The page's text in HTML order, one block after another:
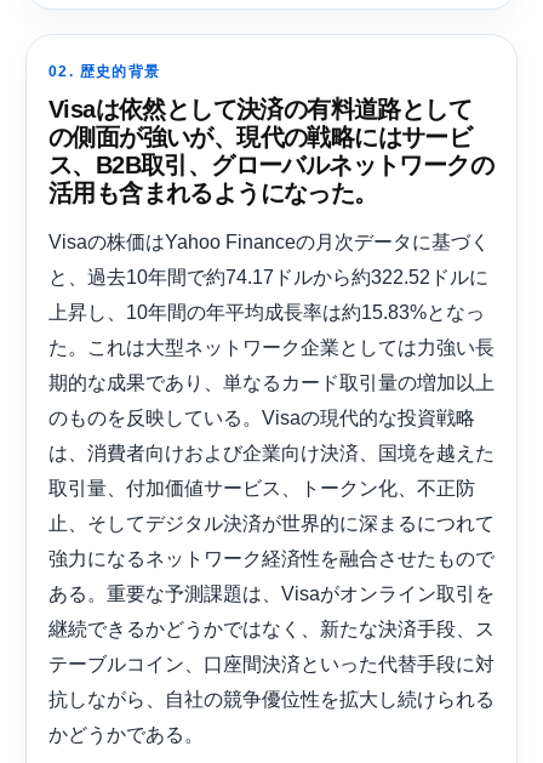
02. 歴史的背景
Visaは依然として決済の有料道路として
の側面が強いが、現代の戦略にはサービ
ス、B2B取引、グローバルネットワークの
活用も含まれるようになった。
Visaの株価はYahoo Financeの月次データに基づく
と、過去10年間で約74.17ドルから約322.52ドルに
上昇し、10年間の年平均成長率は約15.83%となっ
た。これは大型ネットワーク企業としては力強い長
期的な成果であり、単なるカード取引量の増加以上
のものを反映している。Visaの現代的な投資戦略
は、消費者向けおよび企業向け決済、国境を越えた
取引量、付加価値サービス、トークン化、不正防
止、そしてデジタル決済が世界的に深まるにつれて
強力になるネットワーク経済性を融合させたもので
ある。重要な予測課題は、Visaがオンライン取引を
継続できるかどうかではなく、新たな決済手段、ス
テーブルコイン、口座間決済といった代替手段に対
抗しながら、自社の競争優位性を拡大し続けられる
かどうかである。